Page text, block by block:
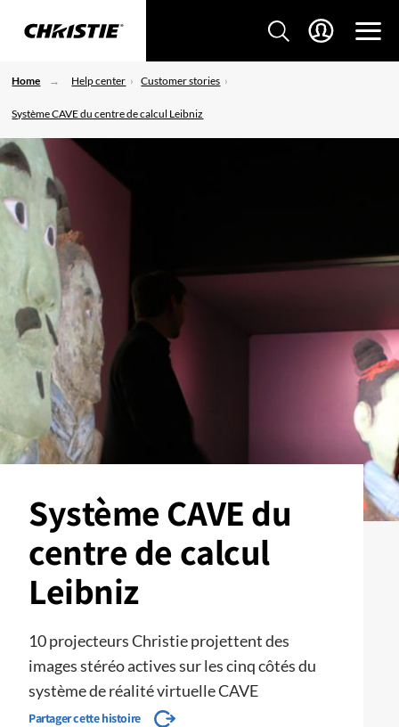
Home Help center Customer stories
Système CAVE du centre de calcul Leibniz
Système CAVE du
centre de calcul
Leibniz
10 projecteurs Christie projettent des
images stéréo actives sur les cinq côtés du
système de réalité virtuelle CAVE
Partager cette histoire